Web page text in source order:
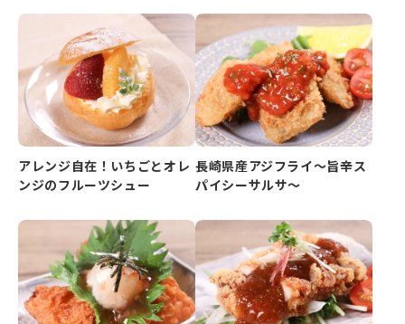
アレンジ自在！いちごとオレ
ンジのフルーツシュー
長崎県産アジフライ～旨辛ス
パイシーサルサ～